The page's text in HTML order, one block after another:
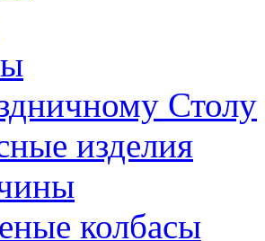
Столу
изделия
колбасы